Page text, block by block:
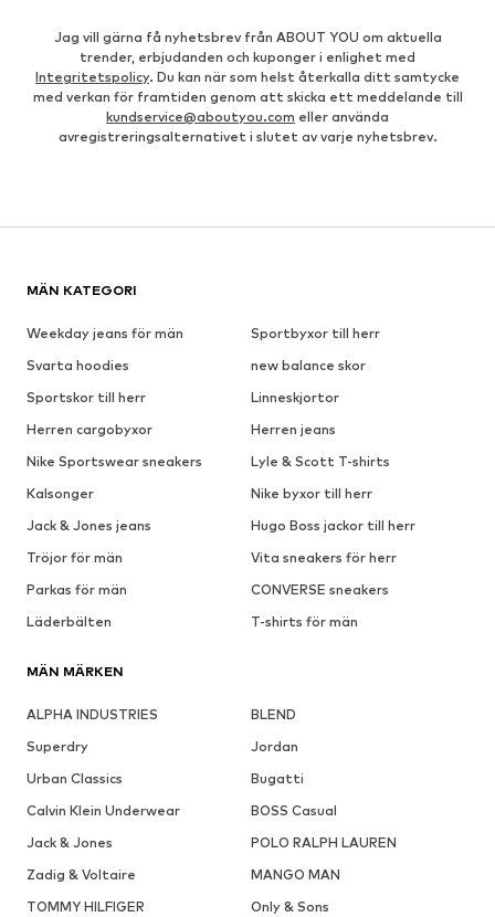
Jag vill gärna få nyhetsbrev från ABOUT YOU om aktuella
trender, erbjudanden och kuponger i enlighet med
Integritetspolicy. Du kan när som helst återkalla ditt samtycke
med verkan för framtiden genom att skicka ett meddelande till
kundservice@aboutyou.com eller använda
avregistreringsalternativet i slutet av varje nyhetsbrev.
MÄN KATEGORI
Weekday jeans för män
Sportbyxor till herr
Svarta hoodies
new balance skor
Sportskor till herr
Linneskjortor
Herren cargobyxor
Herren jeans
Nike Sportswear sneakers
Lyle & Scott T-shirts
Kalsonger
Nike byxor till herr
Jack & Jones jeans
Hugo Boss jackor till herr
Tröjor för män
Vita sneakers för herr
Parkas för män
CONVERSE sneakers
Läderbälten
T-shirts för män
MÄN MÄRKEN
ALPHA INDUSTRIES
BLEND
Superdry
Jordan
Urban Classics
Bugatti
Calvin Klein Underwear
BOSS Casual
Jack & Jones
POLO RALPH LAUREN
Zadig & Voltaire
MANGO MAN
TOMMY HILFIGER
Only & Sons